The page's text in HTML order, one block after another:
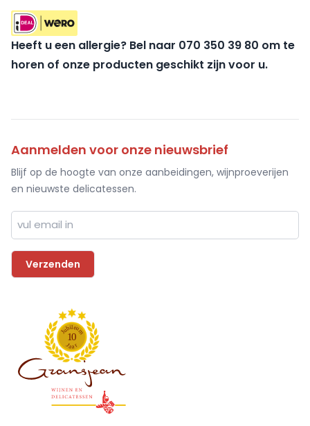
Heeft u een allergie? Bel naar 070 350 39 80 om te
horen of onze producten geschikt zijn voor u.
Aanmelden voor onze nieuwsbrief
Blijf op de hoogte van onze aanbeidingen, wijnproeverijen
en nieuwste delicatessen.
J
ubileum
10
Jaar